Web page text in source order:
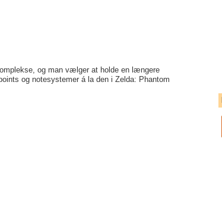
og man vælger at holde en længere
og notesystemer á la den i Zelda: Phantom